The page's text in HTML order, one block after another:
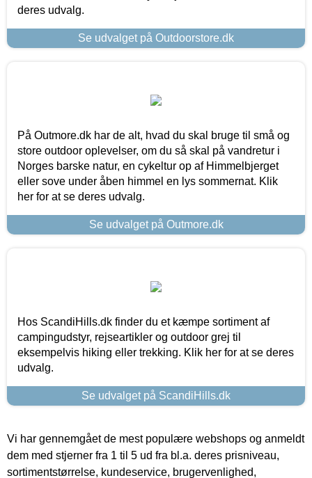
deres udvalg.
Se udvalget på Outdoorstore.dk
På Outmore.dk har de alt, hvad du skal bruge til små og
store outdoor oplevelser, om du så skal på vandretur i
Norges barske natur, en cykeltur op af Himmelbjerget
eller sove under åben himmel en lys sommernat. Klik
her for at se deres udvalg.
Se udvalget på Outmore.dk
Hos ScandiHills.dk finder du et kæmpe sortiment af
campingudstyr, rejseartikler og outdoor grej til
eksempelvis hiking eller trekking. Klik her for at se deres
udvalg.
Se udvalget på ScandiHills.dk
Vi har gennemgået de mest populære webshops og anmeldt
dem med stjerner fra 1 til 5 ud fra bl.a. deres prisniveau,
sortimentstørrelse, kundeservice, brugervenlighed,